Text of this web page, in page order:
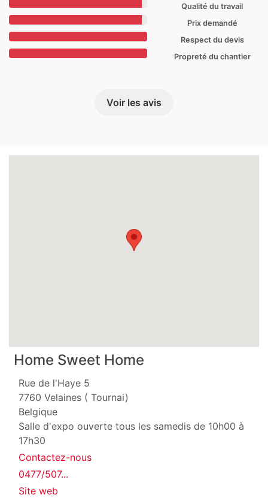
Qualité du travail
Prix demandé
Respect du devis
Propreté du chantier
Voir les avis
Home Sweet Home
Rue de l'Haye 5
7760 Velaines ( Tournai)
Belgique
Salle d'expo ouverte tous les samedis de 10h00 à
17h30
Contactez-nous
0477/507...
Site web